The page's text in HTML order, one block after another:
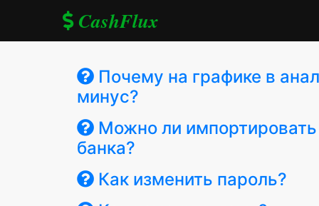
CashFlux
Почему на графике в
минус?
Можно ли
банка?
Как изменить пароль?